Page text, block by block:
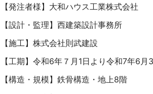
【発注者様】大和ハウス工業株式会社
【設計・監理】西建築設計事務所
【施工】株式会社則武建設
【工期】令和6年７月1日より令和7年6月
【構造・規模】鉄骨構造・地上8階